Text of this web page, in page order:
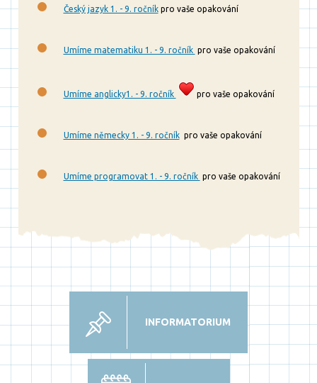
Český jazyk 1. - 9. ročníkpro vaše opakování
Umíme matematiku 1. - 9. ročník pro vaše opakování
Umíme anglicky1. - 9. ročník pro vaše opakování
Umíme německy 1. - 9. ročníkpro vaše opakování
Umíme programovat 1. - 9. ročník pro vaše opakování
INFORMATORIUM